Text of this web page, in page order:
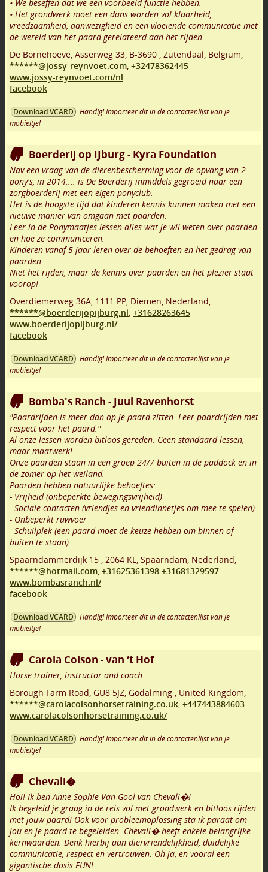
• We beseffen dat we een voorbeeld functie hebben.
• Het grondwerk moet een dans worden vol klaarheid,
vreedzaamheid, aanwezigheid en een vloeiende communicatie met
de wereld van het paard gerelateerd aan het rijden.
De Bornehoeve, Asserweg 33, B-3690 , Zutendaal, Belgium,
******@jossy-reynvoet.com, +32478362445
www.jossy-reynvoet.com/nl
facebook
Download VCARD
Handig! Importeer dit in de contactenlijst van je
mobieltje!
Boerderij op IJburg - Kyra Foundation
Nav een vraag van de dierenbescherming voor de opvang van 2
pony's, in 2014.... is De Boerderij inmiddels gegroeid naar een
zorgboerderij met een eigen ponyclub.
Het is de hoogste tijd dat kinderen kennis kunnen maken met een
nieuwe manier van omgaan met paarden.
Leer in de Ponymaatjes lessen alles wat je wil weten over paarden
en hoe ze communiceren.
Kinderen vanaf 5 jaar leren over de behoeften en het gedrag van
paarden.
Niet het rijden, maar de kennis over paarden en het plezier staat
voorop!
Overdiemerweg 36A, 1111 PP, Diemen, Nederland,
******@boerderijopijburg.nl, +31628263645
www.boerderijopijburg.nl/
facebook
Download VCARD
Handig! Importeer dit in de contactenlijst van je
mobieltje!
Bomba's Ranch - Juul Ravenhorst
"Paardrijden is meer dan op je paard zitten. Leer paardrijden met
respect voor het paard."
Al onze lessen worden bitloos gereden. Geen standaard lessen,
maar maatwerk!
Onze paarden staan in een groep 24/7 buiten in de paddock en in
de zomer op het weiland.
Paarden hebben natuurlijke behoeftes:
- Vrijheid (onbeperkte bewegingsvrijheid)
- Sociale contacten (vriendjes en vriendinnetjes om mee te spelen)
- Onbeperkt ruwvoer
- Schuilplek (een paard moet de keuze hebben om binnen of
buiten te staan)
Spaarndammerdijk 15 , 2064 KL, Spaarndam, Nederland,
******@hotmail.com, +31625361398 +31681329597
www.bombasranch.nl/
facebook
Download VCARD
Handig! Importeer dit in de contactenlijst van je
mobieltje!
Carola Colson - van ‘t Hof
Horse trainer, instructor and coach
Borough Farm Road, GU8 5JZ, Godalming , United Kingdom,
******@carolacolsonhorsetraining.co.uk, +447443884603
www.carolacolsonhorsetraining.co.uk/
Download VCARD
Handig! Importeer dit in de contactenlijst van je
mobieltje!
Chevali�
Hoi! Ik ben Anne-Sophie Van Gool van Chevali�!
Ik begeleid je graag in de reis vol met grondwerk en bitloos rijden
met jouw paard! Ook voor probleemoplossing sta ik paraat om
jou en je paard te begeleiden. Chevali� heeft enkele belangrijke
kernwaarden. Denk hierbij aan diervriendelijkheid, duidelijke
communicatie, respect en vertrouwen. Oh ja, en vooral een
gigantische dosis FUN!